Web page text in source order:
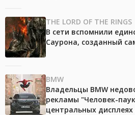
THE LORD OF THE RINGS
В сети вспомнили
Саурона, созданный
BMW
Владельцы BMW
рекламы "Человек-
центральных дисплеях